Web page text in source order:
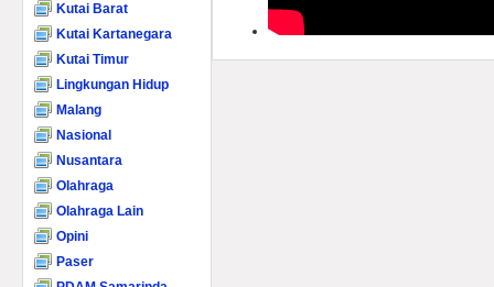
Kutai Barat
Kutai Kartanegara
Kutai Timur
Lingkungan Hidup
Malang
Nasional
Nusantara
Olahraga
Olahraga Lain
Opini
Paser